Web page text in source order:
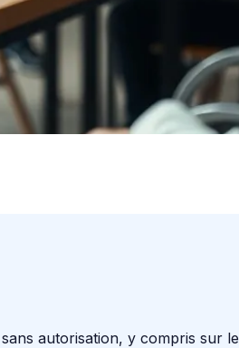
autorisation, y compris sur le